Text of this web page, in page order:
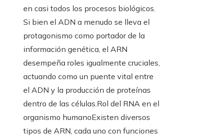
en casi todos los procesos biológicos.
Si bien el ADN a menudo se lleva el
protagonismo como portador de la
información genética, el ARN
desempeña roles igualmente cruciales,
actuando como un puente vital entre
el ADN y la producción de proteínas
dentro de las células.Rol del RNA en el
organismo humanoExisten diversos
tipos de ARN, cada uno con funciones